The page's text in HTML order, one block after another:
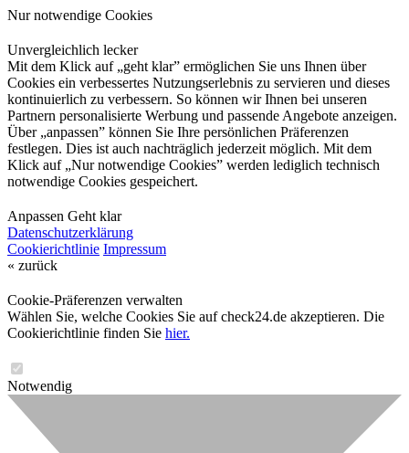
Nur notwendige Cookies
Unvergleichlich lecker
Mit dem Klick auf „geht klar” ermöglichen Sie uns Ihnen über
Cookies ein verbessertes Nutzungserlebnis zu servieren und dieses
kontinuierlich zu verbessern. So können wir Ihnen bei unseren
Partnern personalisierte Werbung und passende Angebote anzeigen.
Über „anpassen” können Sie Ihre persönlichen Präferenzen
festlegen. Dies ist auch nachträglich jederzeit möglich. Mit dem
Klick auf „Nur notwendige Cookies” werden lediglich technisch
notwendige Cookies gespeichert.
Anpassen Geht klar
Datenschutzerklärung
Cookierichtlinie Impressum
« zurück
Cookie-Präferenzen verwalten
Wählen Sie, welche Cookies Sie auf check24.de akzeptieren. Die
Cookierichtlinie finden Sie hier.
Notwendig